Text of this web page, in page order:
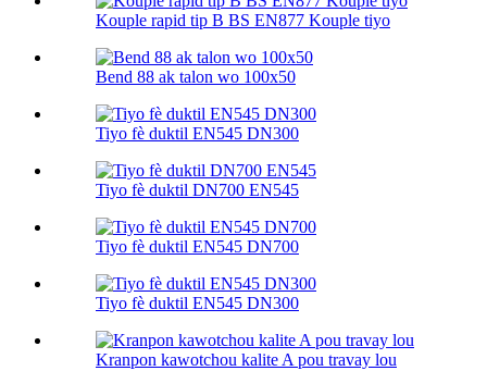
Kouple rapid tip B BS EN877 Kouple tiyo
Bend 88 ak talon wo 100х50
Tiyo fè duktil EN545 DN300
Tiyo fè duktil DN700 EN545
Tiyo fè duktil EN545 DN700
Tiyo fè duktil EN545 DN300
Kranpon kawotchou kalite A pou travay lou